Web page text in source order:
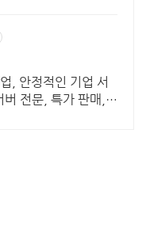
, 안정적인 기업 서
전문, 특가 판매,